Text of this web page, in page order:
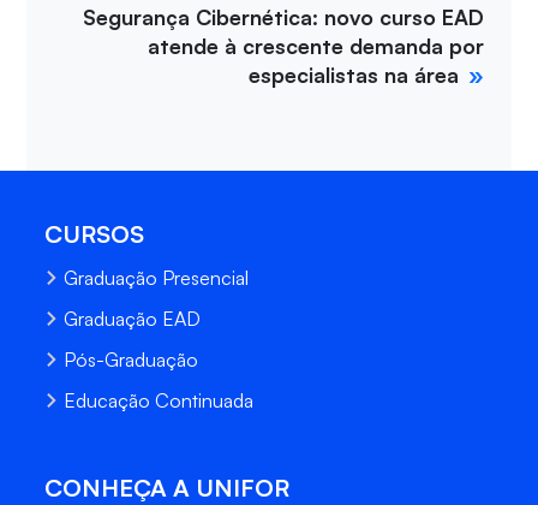
Segurança Cibernética: novo curso EAD
atende à crescente demanda por
especialistas na área
CURSOS
Graduação Presencial
Graduação EAD
Pós-Graduação
Educação Continuada
CONHEÇA A UNIFOR